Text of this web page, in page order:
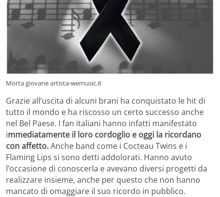
Morta giovane artista-wemusic.it
Grazie all’uscita di alcuni brani ha conquistato le hit di
tutto il mondo e ha riscosso un certo successo anche
nel Bel Paese. I fan italiani hanno infatti manifestato
immediatamente il loro cordoglio e oggi la ricordano
con affetto.Anche band come i Cocteau Twins e i
Flaming Lips si sono detti addolorati. Hanno avuto
l’occasione di conoscerla e avevano diversi progetti da
realizzare insieme, anche per questo che non hanno
mancato di omaggiare il suo ricordo in pubblico.